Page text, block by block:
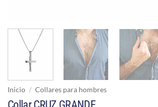
Inicio / Collares para hombres
Collar CRUZ GRANDE